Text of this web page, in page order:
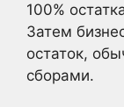
100%
Затем
остаток,
сборами.